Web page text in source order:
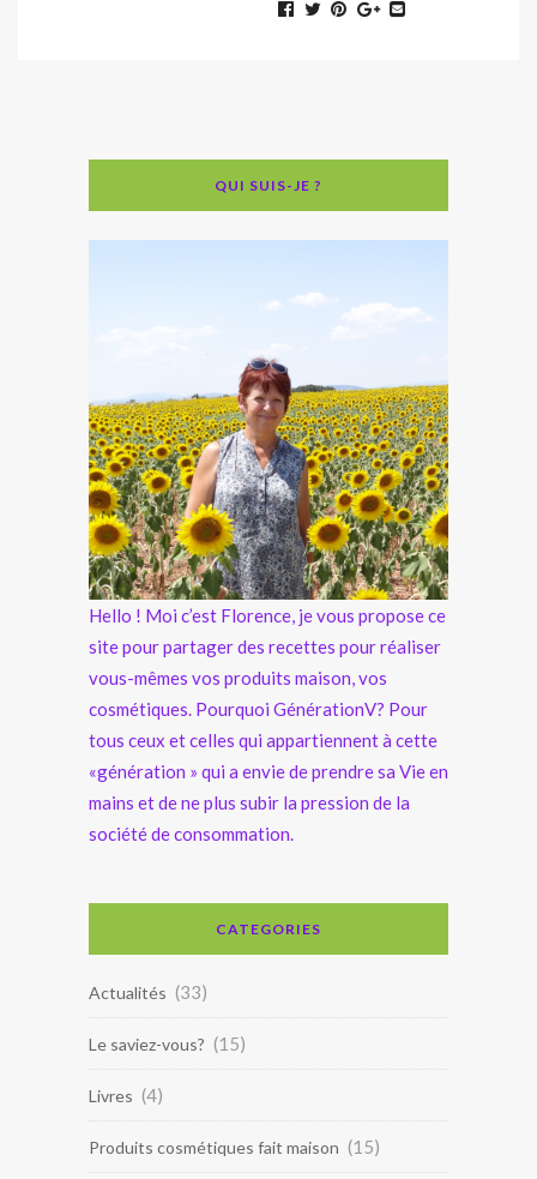
QUI SUIS-JE ?
Hello ! Moi c’est Florence, je vous propose ce
site pour partager des recettes pour réaliser
vous-mêmes vos produits maison, vos
cosmétiques. Pourquoi GénérationV? Pour
tous ceux et celles qui appartiennent à cette
«génération » qui a envie de prendre sa Vie en
mains et de ne plus subir la pression de la
société de consommation.
CATEGORIES
Actualités (33)
Le saviez-vous? (15)
Livres (4)
Produits cosmétiques fait maison (15)